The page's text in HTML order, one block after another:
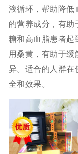
液循环，帮助降低
的营养成分，有助
糖和高血脂患者起
用桑黄，有助于缓
异。适合的人群在
全和效果。